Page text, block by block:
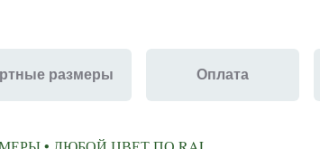
размеры Оплата